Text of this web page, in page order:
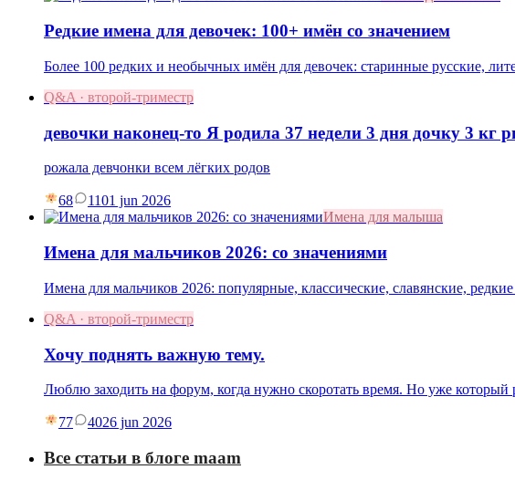
Редкие имена для девочек: 100+ имён со значением
Более 100 редких и необычных имён для девочек: старинные русские,
Q&A · второй-триместр
девочки наконец-то Я родила 37 недели 3 дня дочку 3 кг
рожала девчонки всем лёгких родов
68 1101 jun 2026
Имена для малыша
Имена для мальчиков 2026: со значениями
Имена для мальчиков 2026: популярные, классические, славянские,
Q&A · второй-триместр
Хочу поднять важную тему.
Люблю заходить на форум, когда нужно скоротать время. Но уже
77 4026 jun 2026
Все статьи в блоге maam